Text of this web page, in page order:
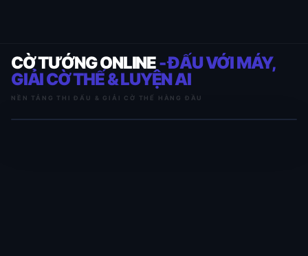
CỜ TƯỚNG ONLINE- ĐẤU VỚI MÁY,
GIẢI CỜ THẾ & LUYỆN AI
NỀN TẢNG THI ĐẤU & GIẢI CỜ THẾ HÀNG ĐẦU